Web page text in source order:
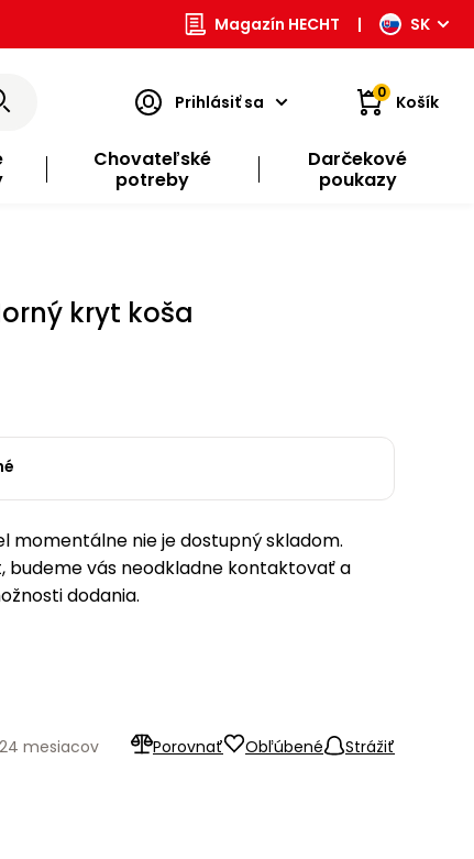
Magazín HECHT | SK
Prihlásiť sa 0 Košík
Chovateľské
potreby
Darčekové
poukazy
kryt koša
momentálne nie je dostupný skladom.
budeme vás neodkladne kontaktovať a
dodania.
Porovnať Obľúbené Strážiť
mesiacov